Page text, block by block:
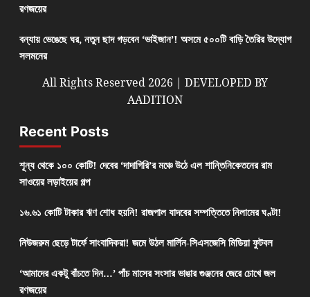
রণজয়ের
বন্যায় ভেঙেছে ঘর, নতুন ছাদ গড়বেন ‘ভাইজান’! অসমে ৫০০টি বাড়ি তৈরির উদ্যোগ
সলমনের
All Rights Reserved 2026 | DEVELOPED BY
AADITION
Recent Posts
শূন্য থেকে ১০০ কোটি! দেবের ‘দাদাগিরি’র মঞ্চে উঠে এল শান্তিনিকেতনের রাম
সাওয়ের লড়াইয়ের গল্প
১৬.৬১ কোটি টাকার ঋণ শোধ হয়নি! রাজপাল যাদবের সম্পত্তিতে নিলামের ঘণ্টা!
নিউজরুম ছেড়ে টার্ফে সাংবাদিকরা! জমে উঠল মার্লিন-সিএসজেসি মিডিয়া ফুটবল
‘আমাদের একটু বাঁচতে দিন…’ পাঁচ মাসের সংসার ভাঙার গুঞ্জনের জেরে চোখে জল
রণজয়ের